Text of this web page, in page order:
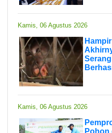
Kamis, 06 Agustus 2026
Kamis, 06 Agustus 2026
Pohon